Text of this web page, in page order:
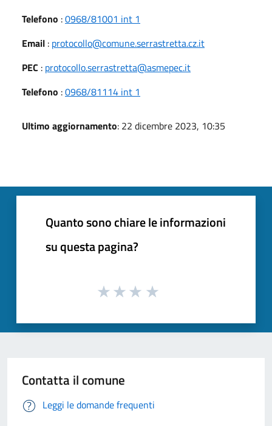
Telefono :0968/81001 int 1
Email : protocollo@comune.serrastretta.cz.it
PEC : protocollo.serrastretta@asmepec.it
Telefono :0968/81114 int 1
Ultimo aggiornamento: 22 dicembre 2023, 10:35
Quanto sono chiare le informazioni
su questa pagina?
Contatta il comune
Leggi le domande frequenti